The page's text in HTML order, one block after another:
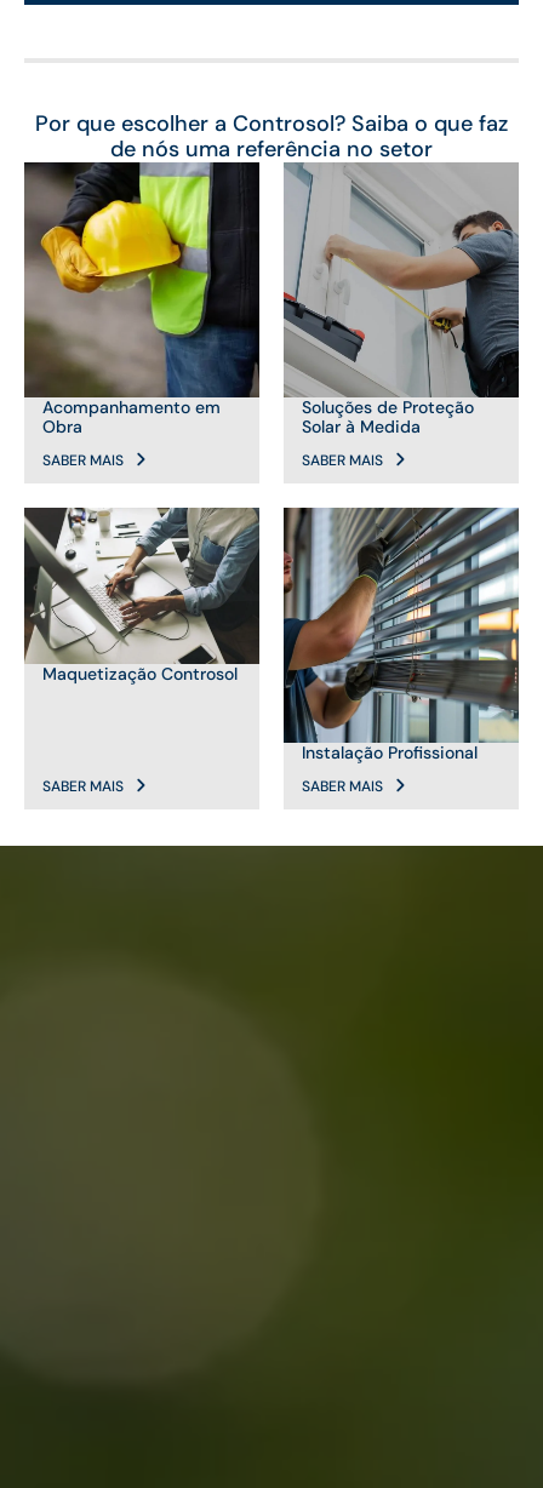
Por que escolher a Controsol? Saiba o que faz
de nós uma referência no setor
Acompanhamento em
Obra
SABER MAIS
Soluções de Proteção
Solar à Medida
SABER MAIS
Maquetização Controsol
SABER MAIS
Instalação Profissional
SABER MAIS